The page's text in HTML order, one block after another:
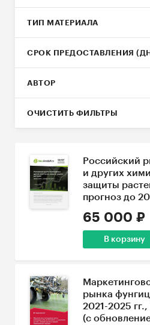
ТИП МАТЕРИАЛА
СРОК ПРЕДОСТАВЛЕНИЯ
АВТОР
ОЧИСТИТЬ ФИЛЬТРЫ
Российский
и других
защиты
прогноз до
65 000 ₽
В корзину
рынка
2021-2025
(с